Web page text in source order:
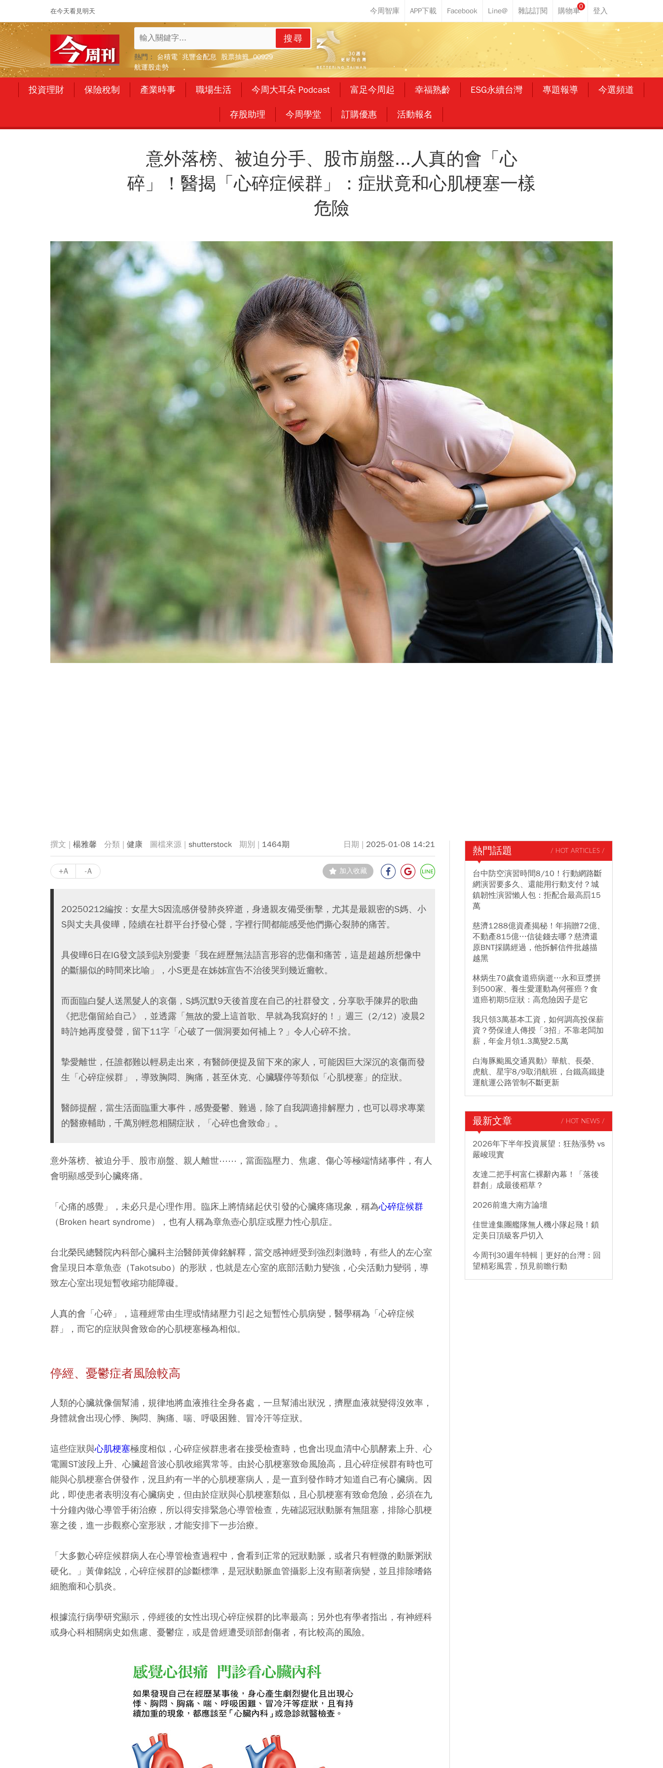
在今天看見明天
0
搜尋
熱門： 台積電 兆豐金配息 股票抽籤 00929
航運股走勢
投資理財 保險稅制 產業時事 職場生活 今周大耳朵 Podcast 富足今周起 幸福熟齡 ESG永續台灣 專題報導 今選頻道
存股助理 今周學堂 訂購優惠 活動報名
意外落榜、被迫分手、股市崩盤...人真的會「心
碎」！醫揭「心碎症候群」：症狀竟和心肌梗塞一樣
危險
楊雅馨 健康 shutterstock 1464期 2025-01-08 14:21
+A -A 加入收藏
20250212編按：女星大S因流感併發肺炎猝逝，身邊親友備受衝擊，尤其是最親密的S媽、小
S與丈夫具俊曄，陸續在社群平台抒發心聲，字裡行間都能感受他們撕心裂肺的痛苦。
具俊曄6日在IG發文談到訣別愛妻「我在經歷無法語言形容的悲傷和痛苦，這是超越所想像中
的斷腸似的時間來比喻」，小S更是在姊姊宣告不治後哭到幾近癱軟。
而面臨白髮人送黑髮人的哀傷，S媽沉默9天後首度在自己的社群發文，分享歌手陳昇的歌曲
《把悲傷留給自己》，並透露「無故的愛上這首歌、早就為我寫好的！」週三（2/12）凌晨2
時許她再度發聲，留下11字「心破了一個洞要如何補上？」令人心碎不捨。
摯愛離世，任誰都難以輕易走出來，有醫師便提及留下來的家人，可能因巨大深沉的哀傷而發
生「心碎症候群」，導致胸悶、胸痛，甚至休克、心臟驟停等類似「心肌梗塞」的症狀。
醫師提醒，當生活面臨重大事件，感覺憂鬱、難過，除了自我調適排解壓力，也可以尋求專業
的醫療輔助，千萬別輕忽相關症狀，「心碎也會致命」。
意外落榜、被迫分手、股市崩盤、親人離世⋯⋯，當面臨壓力、焦慮、傷心等極端情緒事件，有人
會明顯感受到心臟疼痛。
「心痛的感覺」，未必只是心理作用。臨床上將情緒起伏引發的心臟疼痛現象，稱為心碎症候群
（Broken heart syndrome），也有人稱為章魚壺心肌症或壓力性心肌症。
台北榮民總醫院內科部心臟科主治醫師黃偉銘解釋，當交感神經受到強烈刺激時，有些人的左心室
會呈現日本章魚壺（Takotsubo）的形狀，也就是左心室的底部活動力變強，心尖活動力變弱，導
致左心室出現短暫收縮功能障礙。
人真的會「心碎」，這種經常由生理或情緒壓力引起之短暫性心肌病變，醫學稱為「心碎症候
群」，而它的症狀與會致命的心肌梗塞極為相似。
停經、憂鬱症者風險較高
人類的心臟就像個幫浦，規律地將血液推往全身各處，一旦幫浦出狀況，擠壓血液就變得沒效率，
身體就會出現心悸、胸悶、胸痛、喘、呼吸困難、冒冷汗等症狀。
這些症狀與心肌梗塞極度相似，心碎症候群患者在接受檢查時，也會出現血清中心肌酵素上升、心
電圖ST波段上升、心臟超音波心肌收縮異常等。由於心肌梗塞致命風險高，且心碎症候群有時也可
能與心肌梗塞合併發作，況且約有一半的心肌梗塞病人，是一直到發作時才知道自己有心臟病。因
此，即使患者表明沒有心臟病史，但由於症狀與心肌梗塞類似，且心肌梗塞有致命危險，必須在九
十分鐘內做心導管手術治療，所以得安排緊急心導管檢查，先確認冠狀動脈有無阻塞，排除心肌梗
塞之後，進一步觀察心室形狀，才能安排下一步治療。
「大多數心碎症候群病人在心導管檢查過程中，會看到正常的冠狀動脈，或者只有輕微的動脈粥狀
硬化。」黃偉銘說，心碎症候群的診斷標準，是冠狀動脈血管攝影上沒有顯著病變，並且排除嗜鉻
細胞瘤和心肌炎。
根據流行病學研究顯示，停經後的女性出現心碎症候群的比率最高；另外也有學者指出，有神經科
或身心科相關病史如焦慮、憂鬱症，或是曾經遭受頭部創傷者，有比較高的風險。
熱門話題 / HOT ARTICLES /
台中防空演習時間8/10！行動網路斷
網演習要多久、還能用行動支付？城
鎮韌性演習懶人包：拒配合最高罰15
萬
慈濟1288億資產揭秘！年捐贈72億、
不動產815億…信徒錢去哪？慈濟還
原BNT採購經過，他拆解信件批越描
越黑
林炳生70歲食道癌病逝…永和豆漿拼
到500家、養生愛運動為何罹癌？食
道癌初期5症狀：高危險因子是它
我只領3萬基本工資，如何調高投保薪
資？勞保達人傳授「3招」不靠老闆加
薪，年金月領1.3萬變2.5萬
白海豚颱風交通異動》華航、長榮、
虎航、星宇8/9取消航班，台鐵高鐵捷
運航運公路管制不斷更新
最新文章 / HOT NEWS /
2026年下半年投資展望：狂熱漲勢 vs
嚴峻現實
友達二把手柯富仁裸辭內幕！「落後
群創」成最後稻草？
2026前進大南方論壇
佳世達集團艦隊無人機小隊起飛！鎖
定美日頂級客戶切入
今周刊30週年特輯｜更好的台灣：回
望精彩風雲，預見前瞻行動